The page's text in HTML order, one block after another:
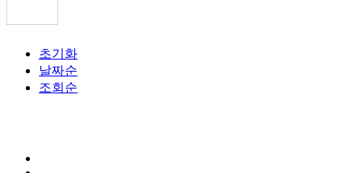
초기화
날짜순
조회순